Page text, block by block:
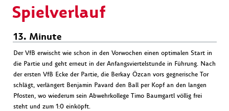
Spielverlauf
13. Minute
Der VfB erwischt wie schon in den Vorwochen einen optimalen Start in
die Partie und geht erneut in der Anfangsviertelstunde in Führung. Nach
der ersten VfB Ecke der Partie, die Berkay Özcan vors gegnerische Tor
schlägt, verlängert Benjamin Pavard den Ball per Kopf an den langen
Pfosten, wo wiederum sein Abwehrkollege Timo Baumgartl völlig frei
steht und zum 1:0 einköpft.